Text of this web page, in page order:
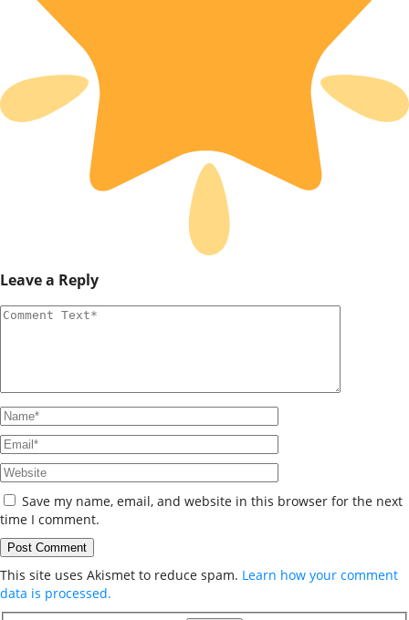
Leave a Reply
Save my name, email, and website in this browser for the next
time I comment.
This site uses Akismet to reduce spam. Learn how your comment
data is processed.